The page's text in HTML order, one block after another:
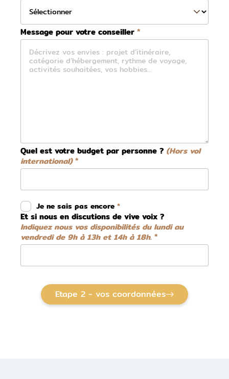
Message pour votre conseiller
Quel est votre budget par personne ? (Hors vol
international)
Je ne sais pas encore
Et si nous en discutions de vive voix ?
Indiquez nous vos disponibilités du lundi au
vendredi de 9h à 13h et 14h à 18h.
Etape 2 - vos coordonnées